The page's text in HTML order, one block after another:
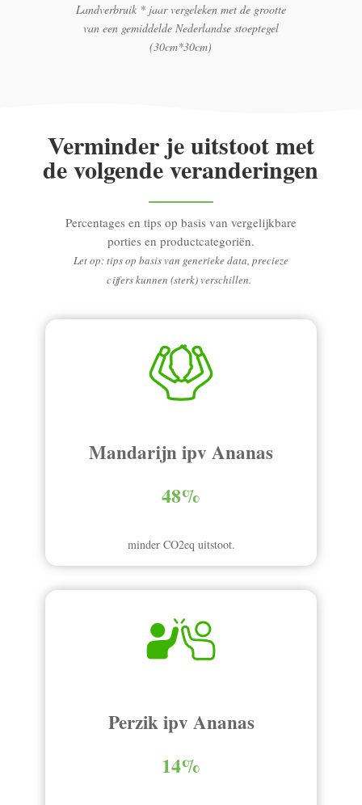
Landverbruik * jaar vergeleken met de grootte
van een gemiddelde Nederlandse stoeptegel
(30cm*30cm)
Verminder je uitstoot met
de volgende veranderingen
Percentages en tips op basis van vergelijkbare
porties en productcategoriën.
Let op: tips op basis van generieke data, precieze
cijfers kunnen (sterk) verschillen.
Mandarijn ipv Ananas
48%
minder CO2eq uitstoot.
Perzik ipv Ananas
14%